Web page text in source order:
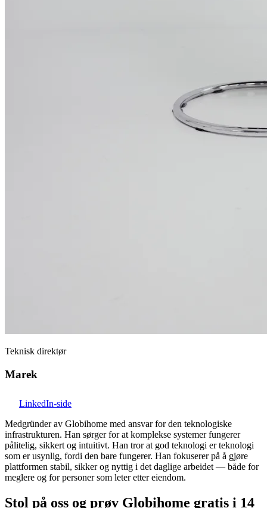
Teknisk direktør
Marek
LinkedIn-side
Medgründer av Globihome med ansvar for den teknologiske
infrastrukturen. Han sørger for at komplekse systemer fungerer
pålitelig, sikkert og intuitivt. Han tror at god teknologi er teknologi
som er usynlig, fordi den bare fungerer. Han fokuserer på å gjøre
plattformen stabil, sikker og nyttig i det daglige arbeidet — både for
meglere og for personer som leter etter eiendom.
Stol på oss og prøv Globihome gratis i 14